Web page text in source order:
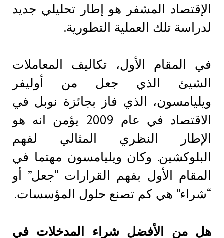
الإقتصاد المشفر هو إطار تحليلي جديد
لدراسة تلك العملية التطورية.
في المقام الأول، تكاليف المعاملات
الشيئ الذي جعل من أوليفر
ويليامسون، الذي فاز بجائزة نوبل في
الاقتصاد في عام 2009 يؤمن انه هو
الإطار النظري المثالي لفهم
البلوكشين. وكان ويليامسون مهتما في
المقام الأول بفهم القرارات “جعل” أو
“شراء” هي كم تصنع حلول المؤسسات.
هل من الأفضل شراء المدخلات في